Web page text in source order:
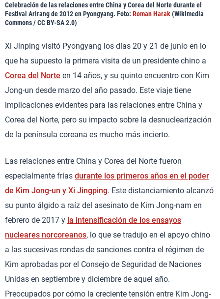
Celebración de las relaciones entre China y Corea del Norte durante el
Festival Arirang de 2012 en Pyongyang. Foto: Roman Harak(Wikimedia
Commons / CC BY-SA 2.0)
Xi Jinping visitó Pyongyang los días 20 y 21 de junio en lo
que ha supuesto la primera visita de un presidente chino a
Corea del Norte en 14 años, y su quinto encuentro con Kim
Jong-un desde marzo del año pasado. Este viaje tiene
implicaciones evidentes para las relaciones entre China y
Corea del Norte, pero su impacto sobre la desnuclearización
de la península coreana es mucho más incierto.
Las relaciones entre China y Corea del Norte fueron
especialmente frías durante los primeros años en el poder
de Kim Jong-un y Xi Jingping. Este distanciamiento alcanzó
su punto álgido a raíz del asesinato de Kim Jong-nam en
febrero de 2017 y la intensificación de los ensayos
nucleares norcoreanos, lo que se tradujo en el apoyo chino
a las sucesivas rondas de sanciones contra el régimen de
Kim aprobadas por el Consejo de Seguridad de Naciones
Unidas en septiembre y diciembre de aquel año.
Preocupados por cómo la creciente tensión entre Kim Jong-